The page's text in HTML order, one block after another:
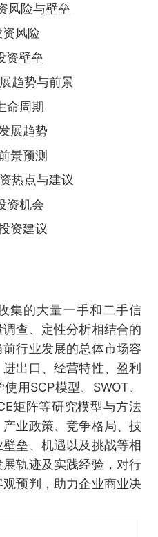
风险与壁垒
资风险
资壁垒
趋势与前景
命周期
展趋势
景预测
热点与建议
资机会
资建议
集的大量一手和二手信
查、定性分析相结合的
行业发展的总体市场容
出口、经营特性、盈利
用SCP模型、SWOT、
矩阵等研究模型与方法
业政策、竞争格局、技
垒、机遇以及挑战等相
轨迹及实践经验，对行
预判，助力企业商业决